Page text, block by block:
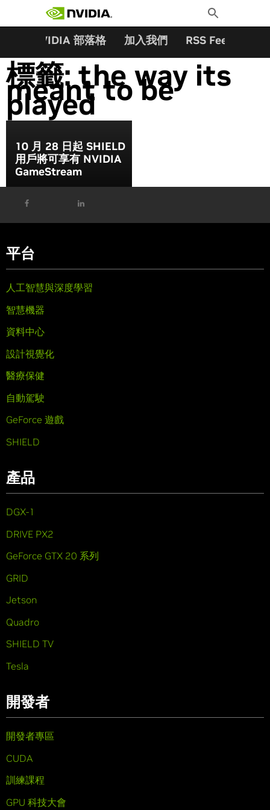
Toggle
Search
NVIDIA 部落格 加入我們 RSS Feeds
標籤:the way its
meant to be
played
10 月 28 日起 SHIELD
用戶將可享有 NVIDIA
GameStream
平台
人工智慧與深度學習
智慧機器
資料中心
設計視覺化
醫療保健
自動駕駛
GeForce 遊戲
SHIELD
產品
DGX-1
DRIVE PX2
GeForce GTX 20 系列
GRID
Jetson
Quadro
SHIELD TV
Tesla
開發者
開發者專區
CUDA
訓練課程
GPU 科技大會